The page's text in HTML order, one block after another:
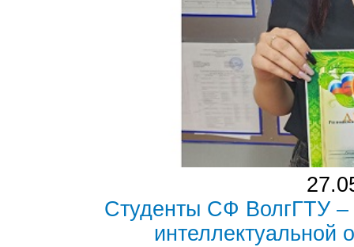
Студенты СФ ВолгГТУ –
интеллектуальной